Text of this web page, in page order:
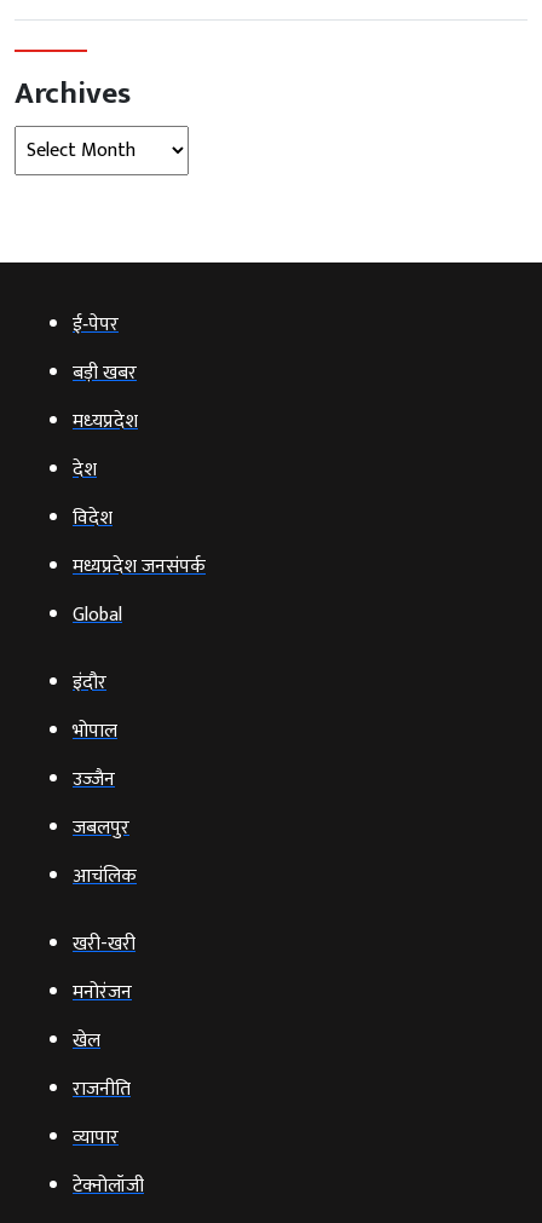
Archives
Archives
ई‑पेपर
बड़ी खबर
मध्‍यप्रदेश
देश
विदेश
मध्यप्रदेश जनसंपर्क
Global
इंदौर
भोपाल
उज्‍जैन
जबलपुर
आचंलिक
खरी-खरी
मनोरंजन
खेल
राजनीति
व्‍यापार
टेक्‍नोलॉजी